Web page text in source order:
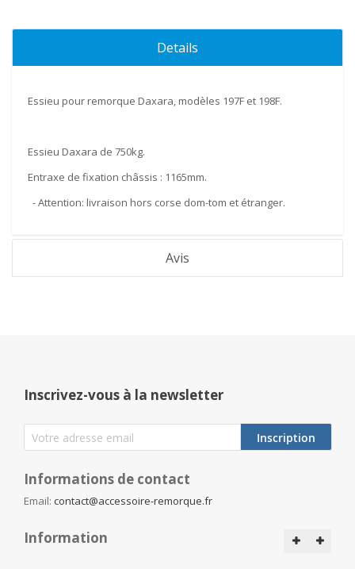
Details
Essieu pour remorque Daxara, modèles 197F et 198F.
Essieu Daxara de 750kg.
Entraxe de fixation châssis : 1165mm.
- Attention: livraison hors corse dom-tom et étranger.
Avis
Inscrivez-vous à la newsletter
Inscription
Informations de contact
Email: contact@accessoire-remorque.fr
Information